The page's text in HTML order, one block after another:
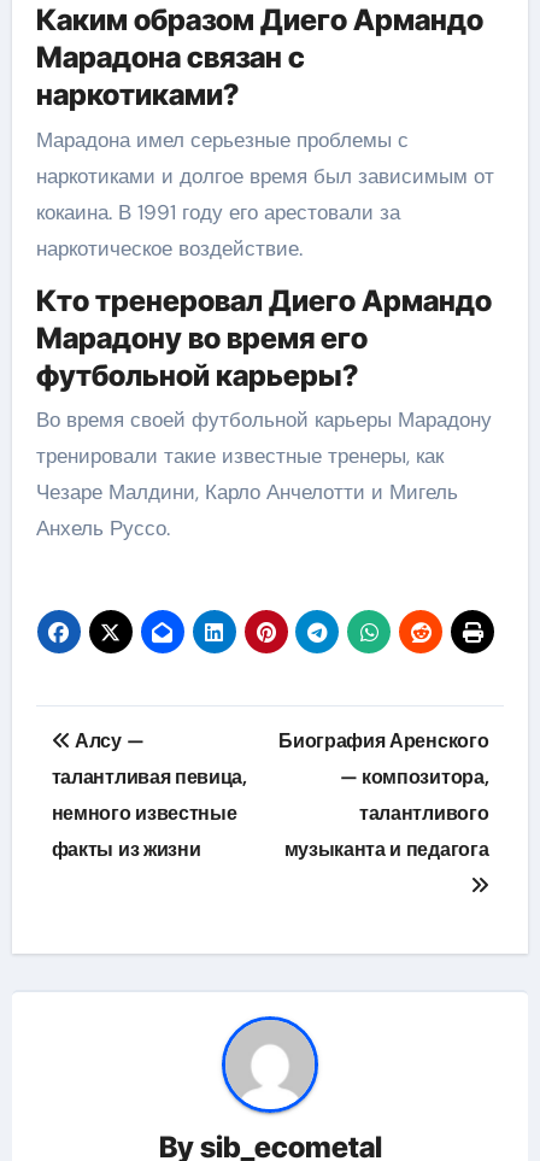
Каким образом Диего Армандо
Марадона связан с
наркотиками?
Марадона имел серьезные проблемы с
наркотиками и долгое время был зависимым от
кокаина. В 1991 году его арестовали за
наркотическое воздействие.
Кто тренеровал Диего Армандо
Марадону во время его
футбольной карьеры?
Во время своей футбольной карьеры Марадону
тренировали такие известные тренеры, как
Чезаре Малдини, Карло Анчелотти и Мигель
Анхель Руссо.
Навигация
по
записям
Алсу —
талантливая певица,
немного известные
факты из жизни
Биография Аренского
— композитора,
талантливого
музыканта и педагога
Bysib_ecometal